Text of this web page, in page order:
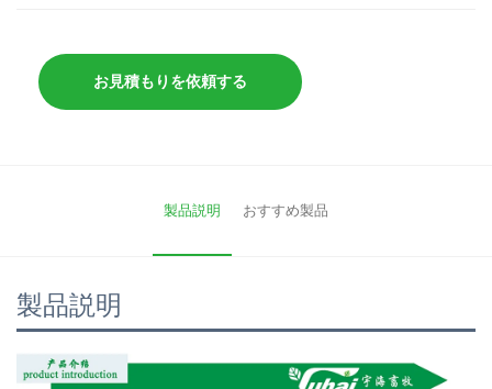
お見積もりを依頼する
製品説明 おすすめ製品
製品説明